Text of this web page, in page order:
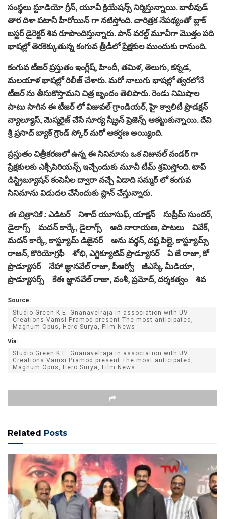
సంస్థలు స్టూడియో గ్రీన్, యూవీ క్రియేషన్స్ నిర్మిస్తున్నాయి. బాలీవుడ్
తార దిశా పటానీ హీరోయిన్ గా నటిస్తోంది. చారిత్రక నేపథ్యంతో బ్లాక్
బస్టర్ డైరెక్టర్ శివ రూపొందిస్తున్నారు. పాన్ వరల్డ్ మూవీగా మొత్తం పది
భాషల్లో తెరకెక్కుతున్న కంగువ త్రీడీలో ప్రేక్షకుల ముందుకు రానుంది.
కంగువ టీజర్ ప్రస్తుతం ఇంగ్లీష్, హిందీ, తమిళ, తెలుగు, కన్నడ,
మలయాళ భాషల్లో రిలీజ్ చేశారు. మరో నాలుగు భాషల్లో త్వరలోనే
టీజర్ ను తీసుకొస్తామని చిత్ర బృందం తెలిపారు. రెండు నిమిషాల
పాటు సాగిన ఈ టీజర్ లో విజువల్ గ్రాండియర్, హై క్వాలిటీ ప్రొడక్షన్
వ్యాల్యూస్, మెస్మరైజ్ చేసే సూర్య స్క్రీన్ ప్రెజెన్స్ ఆకట్టుకున్నాయి. దేవి
శ్రీ ప్రసాద్ బ్యాక్ గ్రౌండ్ స్కోర్ మరో ఆకర్షణ అయ్యింది.
ప్రస్తుతం చిత్రీకరణలో ఉన్న ఈ సినిమాను ఒక విజువల్ వండర్ గా
ప్రేక్షకులకు ఎక్సీపిరియన్స్ ఇచ్చేందుకు మూవీ టీమ్ శ్రమిస్తోంది. టాప్
డిస్ట్రిబ్యూషన్ కంపెనీల ద్వారా వచ్చే ఏడాది సమ్మర్ లో కంగువ
సినిమాను విడుదల చేసేందుకు ప్లాన్ చేస్తున్నారు.
ఈ చిత్రానికి :ఎడిటర్ – నిశాద్ యూసుఫ్, యాక్షన్ – సుప్రీమ్ సుందర్,
డైలాగ్స్ – మదన్ కార్కే, డైలాగ్స్ – ఆది నారాయణ, పాటలు – వివేక్,
మదన్ కార్కే, కాస్ట్యూమ్ డిజైనర్ – అను వర్థన్, దష్ట పిల్లై, కాస్ట్యూమ్స్ –
రాజన్, కొరియోగ్రఫీ – శోభి, ఎగ్జిక్యూటివ్ ప్రొడ్యూసర్ – ఏ జే రాజా, కో
ప్రొడ్యూసర్ – నేహా జ్ఞానవేల్ రాజా, పీఆర్వో – జీఎస్కే మీడియా,
ప్రొడ్యూసర్స్ – కేఈ జ్ఞానవేల్ రాజా, వంశీ, ప్రమోద్, దర్శకత్వం – శివ
Source:
Studio Green K.E. Gnanavelraja in association with UV
Creations Vamsi Pramod present The most anticipated,
Magnum Opus, Hero Surya, Film News
Via:
Studio Green K.E. Gnanavelraja in association with UV
Creations Vamsi Pramod present The most anticipated,
Magnum Opus, Hero Surya, Film News
Related Posts